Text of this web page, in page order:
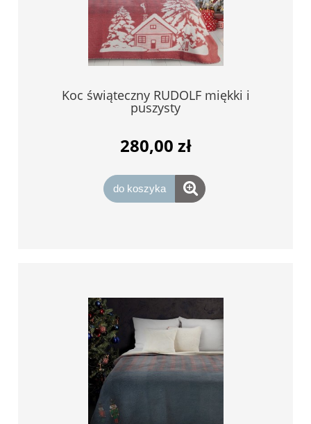
Koc świąteczny RUDOLF miękki i
puszysty
280,00 zł
do koszyka